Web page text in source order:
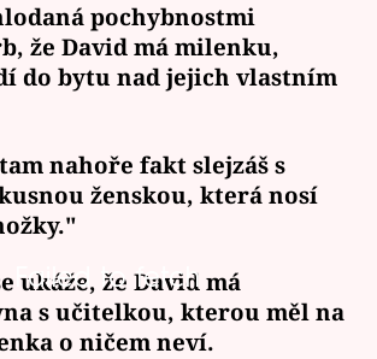
pochybnostmi
že David má milenku,
do bytu nad jejich vlastním
nahoře fakt slejzáš s
ženskou, která nosí
Failed to fetch
ukáže, že David má
s učitelkou, kterou měl na
o ničem neví.